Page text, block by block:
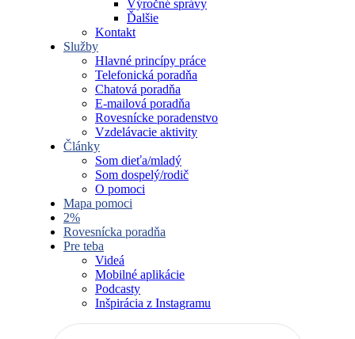
Výročné správy
Ďalšie
Kontakt
Služby
Hlavné princípy práce
Telefonická poradňa
Chatová poradňa
E-mailová poradňa
Rovesnícke poradenstvo
Vzdelávacie aktivity
Články
Som dieťa/mladý
Som dospelý/rodič
O pomoci
Mapa pomoci
2%
Rovesnícka poradňa
Pre teba
Videá
Mobilné aplikácie
Podcasty
Inšpirácia z Instagramu